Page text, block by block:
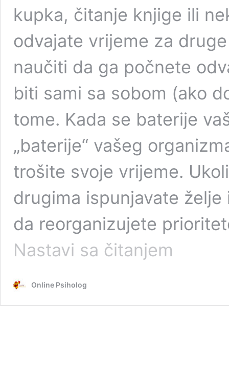
kupka, čitanje knjige ili
odvajate vrijeme za
naučiti da ga počnete
biti sami sa sobom (ako
tome. Kada se baterije
„baterije“ vašeg
trošite svoje vrijeme.
drugima ispunjavate
da reorganizujete
Nastavi sa čitanjem
Online Psiholog